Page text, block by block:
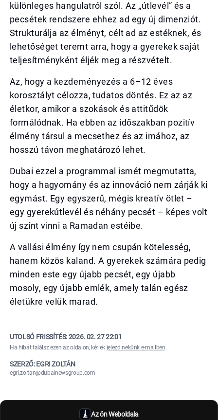
különleges hangulatról szól. Az „útlevél” és a
pecsétek rendszere ehhez ad egy új dimenziót.
Strukturálja az élményt, célt ad az estéknek, és
lehetőséget teremt arra, hogy a gyerekek saját
teljesítményként éljék meg a részvételt.
Az, hogy a kezdeményezés a 6–12 éves
korosztályt célozza, tudatos döntés. Ez az az
életkor, amikor a szokások és attitűdök
formálódnak. Ha ebben az időszakban pozitív
élmény társul a mecsethez és az imához, az
hosszú távon meghatározó lehet.
Dubai ezzel a programmal ismét megmutatta,
hogy a hagyomány és az innováció nem zárják ki
egymást. Egy egyszerű, mégis kreatív ötlet –
egy gyerekútlevél és néhány pecsét – képes volt
új színt vinni a Ramadan estéibe.
A vallási élmény így nem csupán kötelesség,
hanem közös kaland. A gyerekek számára pedig
minden este egy újabb pecsét, egy újabb
mosoly, egy újabb emlék, amely talán egész
életükre velük marad.
UTOLSÓ FRISSÍTÉS:2026. 02. 27 22:01
Ha hibát találsz ezen az oldalon, kérlek jelezd nekünk e-mailben.
SZERZŐ: EGRI ZOLTÁN
egri.zoltan@dubainewsgroup.com
Az ön Weboldala